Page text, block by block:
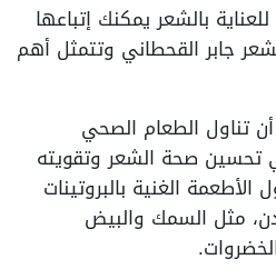
بالشعر يمكنك إتباعها
جابر القحطاني وتتمثل أهم
تناول الطعام الصحي
تحسين صحة الشعر وتقويته
الغنية بالبروتينات
مثل السمك والبيض